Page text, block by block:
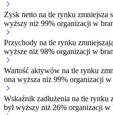
Zysk netto na tle rynku zmniejsza
wyższy niż 99% organizacji w
Przychody na tle rynku
wyższe niż 98% organizacji w
Wartość aktywów na tle rynku
ona wyższa niż 99% organizacji w
Wskaźnik zadłużenia na tle rynku
był wyższy niż 26% organizacji w